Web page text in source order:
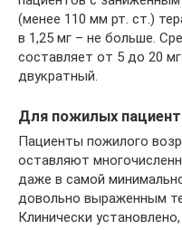
(менее 110 мм рт. ст.)
в 1,25 мг – не больше.
составляет от 5 до 20
двукратный.
Для пожилых
Пациенты пожилого
оставляют
даже в самой
довольно выраженным
Клинически